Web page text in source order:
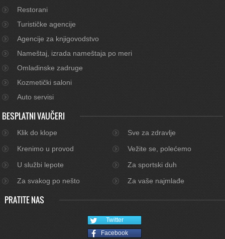
Restorani
Turističke agencije
Agencije za knjigovodstvo
Nameštaj, izrada nameštaja po meri
Omladinske zadruge
Kozmetički saloni
Auto servisi
BESPLATNI VAUČERI
Klik do klope
Sve za zdravlje
Krenimo u provod
Vežite se, polećemo
U službi lepote
Za sportski duh
Za svakog po nešto
Za vaše najmlađe
PRATITE NAS
Twitter
Facebook